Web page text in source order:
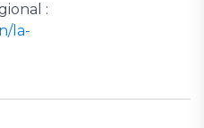
:
la-